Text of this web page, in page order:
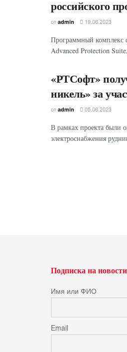
российского
от admin 19.06.2023
Программный комплекс
Advanced Protection
«РТСофт»
никель» за
от admin 05.06.2023
В рамках проекта были
электроснабжения
Подписка на новости
Имя или ФИО
Email